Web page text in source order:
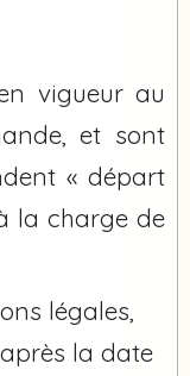
vigueur au
et sont
« départ
la charge de
légales,
la date